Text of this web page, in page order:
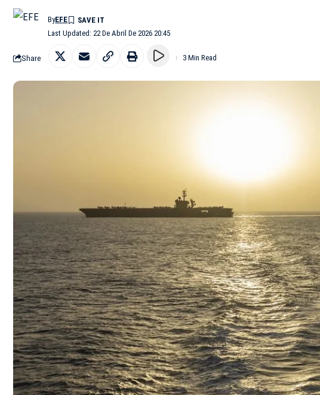
Last Updated: 22 De Abril De 2026 20:45
ByEFE
Share 3 Min Read